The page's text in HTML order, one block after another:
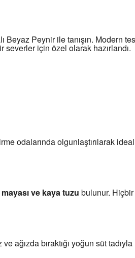
Beyaz Peynir ile tanışın.
için özel olarak hazırlandı.
odalarında olgunlaştırılarak
ve kaya tuzu bulunur.
ağızda bıraktığı yoğun süt